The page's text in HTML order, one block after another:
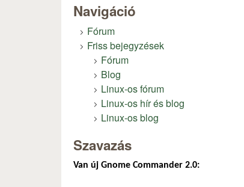
Navigáció
Fórum
Friss bejegyzések
Fórum
Blog
Linux-os fórum
Linux-os hír és blog
Linux-os blog
Szavazás
Van új Gnome Commander 2.0: